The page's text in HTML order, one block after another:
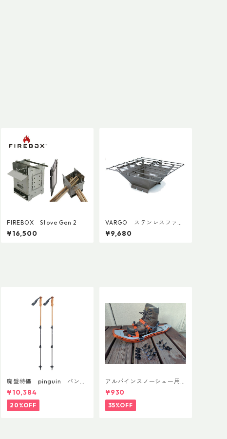
FIREBOX Stove Gen 2
¥16,500
VARGO ステンレスファイ
ヤーボックスグリル
¥9,680
廃盤特価 pinguin バンブ
ーFLフォーム(ペア)
¥10,384
20%OFF
アルパインスノーシュー用
ストラップキャッチ(ペア)
¥930
35%OFF